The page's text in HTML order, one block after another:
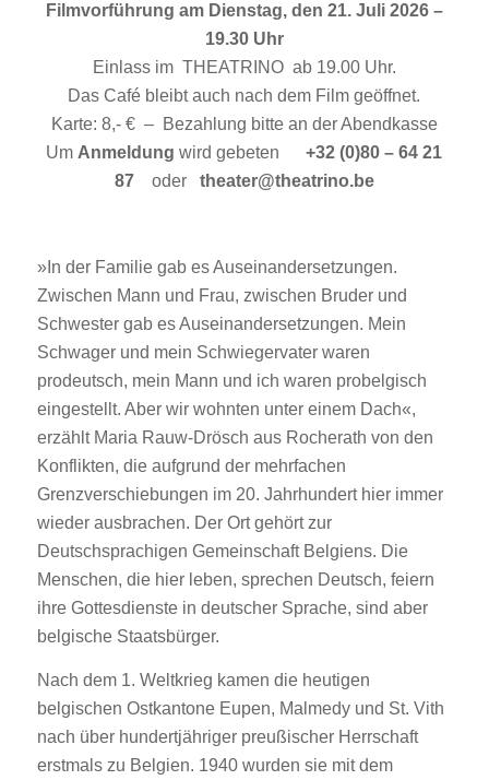
Filmvorführung am Dienstag, den 21. Juli 2026 –
19.30 Uhr
Einlass im THEATRINO ab 19.00 Uhr.
Das Café bleibt auch nach dem Film geöffnet.
Karte: 8,- € – Bezahlung bitte an der Abendkasse
Um Anmeldung wird gebeten+32 (0)80 – 64 21
87oder theater@theatrino.be
»In der Familie gab es Auseinandersetzungen.
Zwischen Mann und Frau, zwischen Bruder und
Schwester gab es Auseinandersetzungen. Mein
Schwager und mein Schwiegervater waren
prodeutsch, mein Mann und ich waren probelgisch
eingestellt. Aber wir wohnten unter einem Dach«,
erzählt Maria Rauw-Drösch aus Rocherath von den
Konflikten, die aufgrund der mehrfachen
Grenzverschiebungen im 20. Jahrhundert hier immer
wieder ausbrachen. Der Ort gehört zur
Deutschsprachigen Gemeinschaft Belgiens. Die
Menschen, die hier leben, sprechen Deutsch, feiern
ihre Gottesdienste in deutscher Sprache, sind aber
belgische Staatsbürger.
Nach dem 1. Weltkrieg kamen die heutigen
belgischen Ostkantone Eupen, Malmedy und St. Vith
nach über hundertjähriger preußischer Herrschaft
erstmals zu Belgien. 1940 wurden sie mit dem